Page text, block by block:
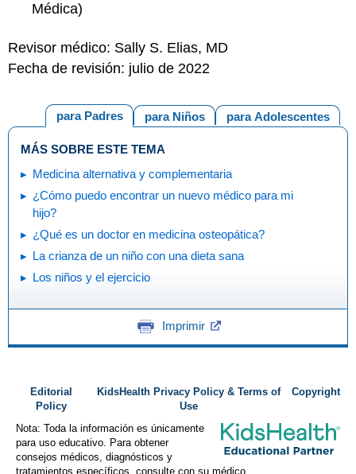
Médica)
Revisor médico: Sally S. Elias, MD
Fecha de revisión: julio de 2022
para Adolescentes
para Niños
para Padres
MÁS SOBRE ESTE TEMA
Medicina alternativa y complementaria
¿Cómo puedo encontrar un nuevo médico para mi
hijo?
¿Qué es un doctor en medicina osteopática?
La crianza de un niño con una dieta sana
Los niños y el ejercicio
Imprimir
Editorial
Policy
KidsHealth Privacy Policy & Terms of
Use
Copyright
Nota: Toda la información es únicamente
para uso educativo. Para obtener
consejos médicos, diagnósticos y
tratamientos específicos, consulte con su médico.